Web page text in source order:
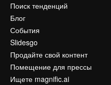
Поиск тенденций
Блог
События
Slidesgo
Продайте свой контент
Помещение для прессы
Ищете magnific.ai